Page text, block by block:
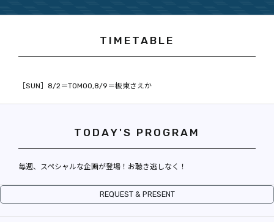
EVENT CALENDAR
PODCAST
HEAVY ROTATION
DJ
TIMETABLE
［SUN］8/2＝TOMOO,8/9＝板東さえか
TODAY'S PROGRAM
毎週、スペシャルな企画が登場！お聴き逃しなく！
REQUEST & PRESENT